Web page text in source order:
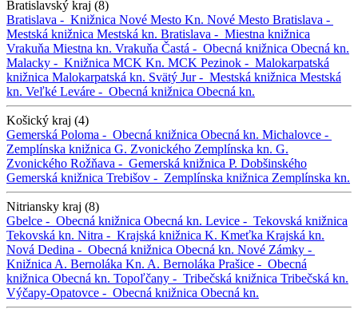
Bratislavský kraj (8)
Bratislava - Knižnica Nové Mesto Kn. Nové Mesto Bratislava -
Mestská knižnica Mestská kn. Bratislava - Miestna knižnica
Vrakuňa Miestna kn. Vrakuňa Častá - Obecná knižnica Obecná kn.
Malacky - Knižnica MCK Kn. MCK Pezinok - Malokarpatská
knižnica Malokarpatská kn. Svätý Jur - Mestská knižnica Mestská
kn. Veľké Leváre - Obecná knižnica Obecná kn.
Košický kraj (4)
Gemerská Poloma - Obecná knižnica Obecná kn. Michalovce -
Zemplínska knižnica G. Zvonického Zemplínska kn. G.
Zvonického Rožňava - Gemerská knižnica P. Dobšinského
Gemerská knižnica Trebišov - Zemplínska knižnica Zemplínska kn.
Nitriansky kraj (8)
Gbelce - Obecná knižnica Obecná kn. Levice - Tekovská knižnica
Tekovská kn. Nitra - Krajská knižnica K. Kmeťka Krajská kn.
Nová Dedina - Obecná knižnica Obecná kn. Nové Zámky -
Knižnica A. Bernoláka Kn. A. Bernoláka Prašice - Obecná
knižnica Obecná kn. Topoľčany - Tribečská knižnica Tribečská kn.
Výčapy-Opatovce - Obecná knižnica Obecná kn.